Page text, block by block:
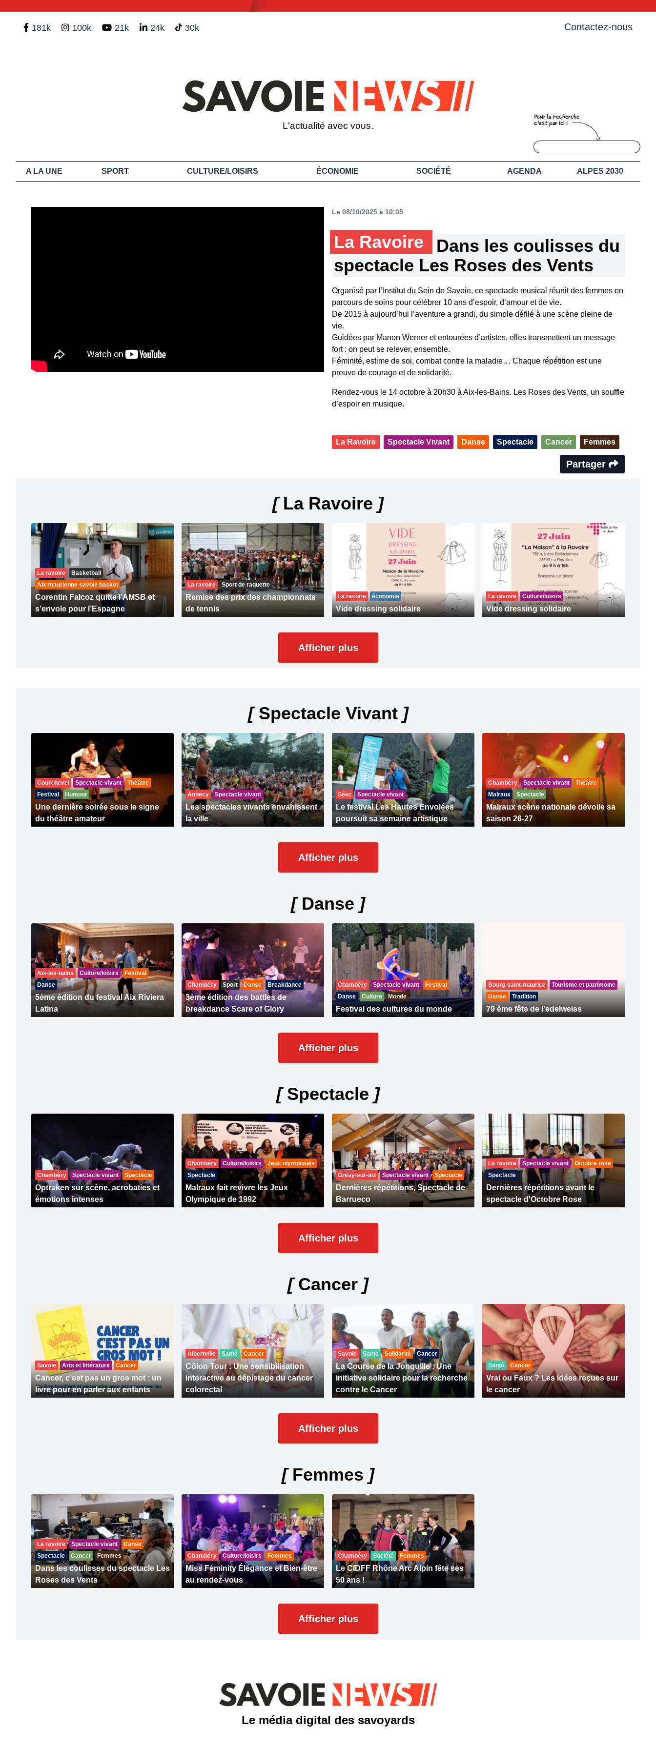
181k 100k 21k 24k 30k Contactez-nous
L'actualité avec vous.
A LA UNE SPORT CULTURE/LOISIRS ÉCONOMIE SOCIÉTÉ AGENDA ALPES 2030
Le 08/10/2025 à 10:05
La Ravoire
Dans les coulisses du
spectacle Les Roses des Vents
Organisé par l’Institut du Sein de Savoie, ce spectacle musical réunit des femmes en
parcours de soins pour célébrer 10 ans d’espoir, d’amour et de vie.
De 2015 à aujourd’hui l’aventure a grandi, du simple défilé à une scène pleine de
vie.
Guidées par Manon Werner et entourées d’artistes, elles transmettent un message
fort : on peut se relever, ensemble.
Féminité, estime de soi, combat contre la maladie… Chaque répétition est une
preuve de courage et de solidarité.
Rendez-vous le 14 octobre à 20h30 à Aix-les-Bains. Les Roses des Vents, un souffle
d’espoir en musique.
La Ravoire Spectacle Vivant Danse Spectacle Cancer Femmes
Partager
[La Ravoire ]
La ravoire
Basketball
Aix maurienne savoie basket
Corentin Falcoz quitte l’AMSB et
s’envole pour l’Espagne
La ravoire Sport de raquette
Remise des prix des championnats
de tennis
La ravoire économie
Vide dressing solidaire
La ravoire Culture/loisirs
Vide dressing solidaire
Afficher plus
[Spectacle Vivant ]
Courchevel Spectacle vivant
Théâtre
Festival
Humour
Une dernière soirée sous le signe
du théâtre amateur
Annecy Spectacle vivant
Les spectacles vivants envahissent
la ville
Séez Spectacle vivant
Le festival Les Hautes Envolées
poursuit sa semaine artistique
Chambéry Spectacle vivant
Théâtre
Malraux
Spectacle
Malraux scène nationale dévoile sa
saison 26-27
Afficher plus
[Danse ]
Aix-les-bains Culture/loisirs
Festival
Danse
5ème édition du festival Aix Riviera
Latina
Chambéry Sport Danse Breakdance
3ème édition des battles de
breakdance Scare of Glory
Chambéry Spectacle vivant
Festival
Danse
Culture Monde
Festival des cultures du monde
Bourg-saint-maurice
Tourisme et patrimoine
Danse
Tradition
79 ème fête de l'edelweiss
Afficher plus
[Spectacle ]
Chambéry Spectacle vivant Spectacle
Optraken sur scène, acrobaties et
émotions intenses
Chambéry Culture/loisirs
Jeux olympiques
Spectacle
Malraux fait revivre les Jeux
Olympique de 1992
Grésy-sur-aix Spectacle vivant Spectacle
Dernières répétitions, Spectacle de
Barrueco
La ravoire Spectacle vivant
Octobre rose
Spectacle
Dernières répétitions avant le
spectacle d'Octobre Rose
Afficher plus
[Cancer ]
Savoie Arts et littérature Cancer
Cancer, c’est pas un gros mot : un
livre pour en parler aux enfants
Albertville Santé Cancer
Côlon Tour : Une sensibilisation
interactive au dépistage du cancer
colorectal
Savoie Santé Solidarité Cancer
La Course de la Jonquille : Une
initiative solidaire pour la recherche
contre le Cancer
Santé Cancer
Vrai ou Faux ? Les idées reçues sur
le cancer
Afficher plus
[Femmes ]
La ravoire Spectacle vivant
Danse
Spectacle
Cancer Femmes
Dans les coulisses du spectacle Les
Roses des Vents
Chambéry Culture/loisirs Femmes
Miss Féminity Élégance et Bien-être
au rendez-vous
Chambéry Société Femmes
Le CIDFF Rhône Arc Alpin fête ses
50 ans !
Afficher plus
Le média digital des savoyards